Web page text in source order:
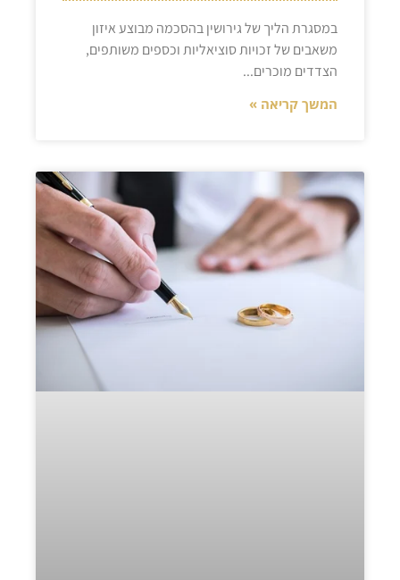
במסגרת הליך של גירושין בהסכמה מבוצע איזון
משאבים של זכויות סוציאליות וכספים משותפים,
הצדדים מוכרים
המשך קריאה »